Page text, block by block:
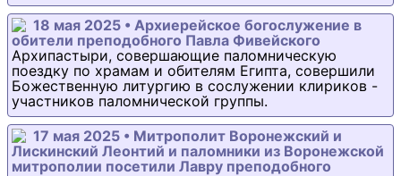
18 мая 2025 • Архиерейское богослужение в
обители преподобного Павла Фивейского
Архипастыри, совершающие паломническую
поездку по храмам и обителям Египта, совершили
Божественную литургию в сослужении клириков -
участников паломнической группы.
17 мая 2025 • Митрополит Воронежский и
Лискинский Леонтий и паломники из Воронежской
митрополии посетили Лавру преподобного